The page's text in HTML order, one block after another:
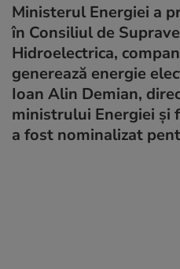
Ministerul Energiei a
în Consiliul de
Hidroelectrica,
generează energie
Ioan Alin Demian,
ministrului Energiei și
a fost nominalizat